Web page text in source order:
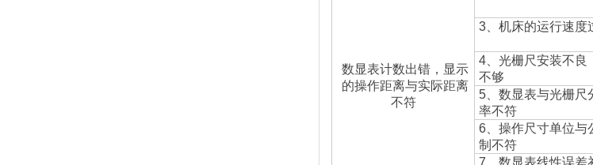
数显表计数出错，显示
的操作距离与实际距离
不符
3 、机床的运行速度
4 、光栅尺安装不良
不够
5 、数显表与光栅尺
率不符
6 、操作尺寸单位与
制不符
7 、数显表线性误差